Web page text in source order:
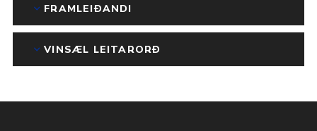
FRAMLEIÐANDI
VINSÆL LEITARORÐ